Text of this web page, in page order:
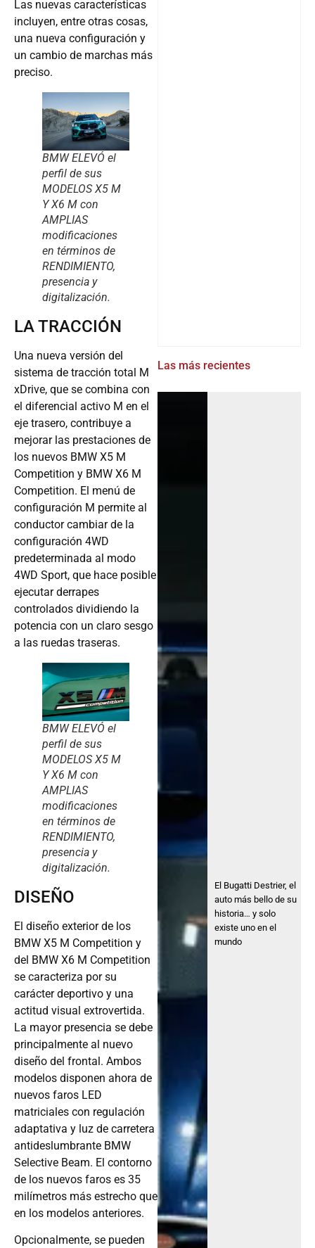
Las nuevas características
incluyen, entre otras cosas,
una nueva configuración y
un cambio de marchas más
preciso.
BMW ELEVÓ el
perfil de sus
MODELOS X5 M
Y X6 M con
AMPLIAS
modificaciones
en términos de
RENDIMIENTO,
presencia y
digitalización.
LA TRACCIÓN
Una nueva versión del
sistema de tracción total M
xDrive, que se combina con
el diferencial activo M en el
eje trasero, contribuye a
mejorar las prestaciones de
los nuevos BMW X5 M
Competition y BMW X6 M
Competition. El menú de
configuración M permite al
conductor cambiar de la
configuración 4WD
predeterminada al modo
4WD Sport, que hace posible
ejecutar derrapes
controlados dividiendo la
potencia con un claro sesgo
a las ruedas traseras.
BMW ELEVÓ el
perfil de sus
MODELOS X5 M
Y X6 M con
AMPLIAS
modificaciones
en términos de
RENDIMIENTO,
presencia y
digitalización.
DISEÑO
El diseño exterior de los
BMW X5 M Competition y
del BMW X6 M Competition
se caracteriza por su
carácter deportivo y una
actitud visual extrovertida.
La mayor presencia se debe
principalmente al nuevo
diseño del frontal. Ambos
modelos disponen ahora de
nuevos faros LED
matriciales con regulación
adaptativa y luz de carretera
antideslumbrante BMW
Selective Beam. El contorno
de los nuevos faros es 35
milímetros más estrecho que
en los modelos anteriores.
Opcionalmente, se pueden
Las más recientes
El Bugatti Destrier, el
auto más bello de su
historia… y solo
existe uno en el
mundo